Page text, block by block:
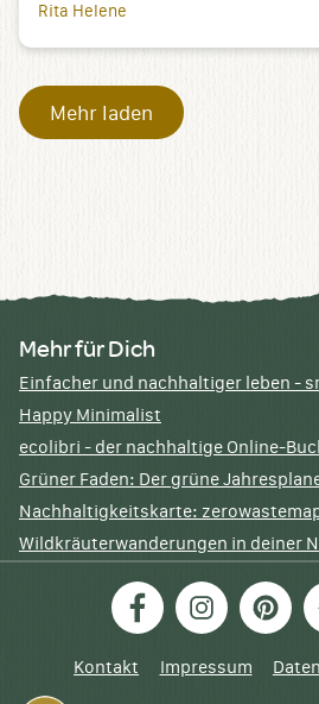
Rita Helene
Mehr laden
Mehr für Dich
Einfacher und nachhaltiger leben -
Happy Minimalist
ecolibri - der nachhaltige Online-
Grüner Faden: Der grüne
Nachhaltigkeitskarte:
Wildkräuterwanderungen in deiner
FacebookInstagram
Kontakt Impressum